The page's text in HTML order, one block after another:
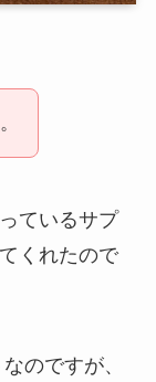
ているサプ
くれたので
のですが、